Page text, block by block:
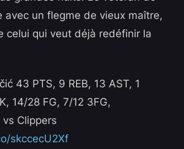
avec un flegme de vieux maître,
celui qui veut déjà redéfinir la
43 PTS, 9 REB, 13 AST, 1
14/28 FG, 7/12 3FG,
vs Clippers
skccecU2Xf